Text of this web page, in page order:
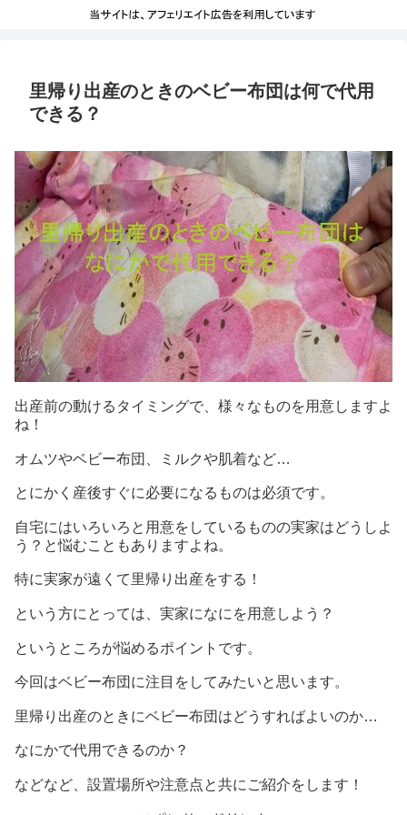
里帰り出産のときのベビー布団は何で代用
できる？
出産前の動けるタイミングで、様々なものを用意しますよ
ね！
オムツやベビー布団、ミルクや肌着など…
とにかく産後すぐに必要になるものは必須です。
自宅にはいろいろと用意をしているものの実家はどうしよ
う？と悩むこともありますよね。
特に実家が遠くて里帰り出産をする！
という方にとっては、実家になにを用意しよう？
というところが悩めるポイントです。
今回はベビー布団に注目をしてみたいと思います。
里帰り出産のときにベビー布団はどうすればよいのか…
なにかで代用できるのか？
などなど、設置場所や注意点と共にご紹介をします！